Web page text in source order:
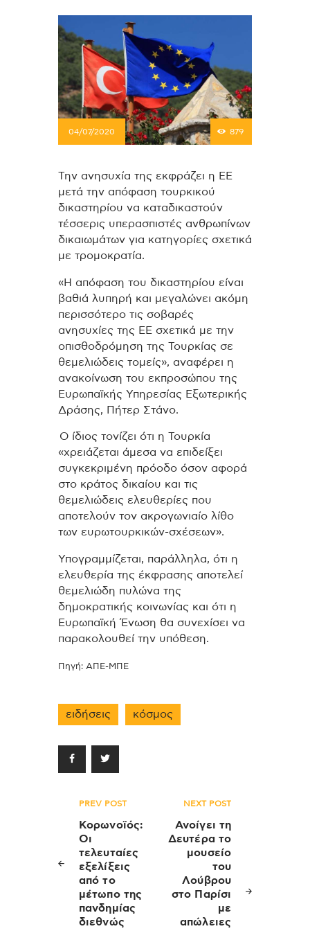
04/07/2020 879
Την ανησυχία της εκφράζει η ΕΕ
μετά την απόφαση τουρκικού
δικαστηρίου να καταδικαστούν
τέσσερις υπερασπιστές ανθρωπίνων
δικαιωμάτων για κατηγορίες σχετικά
με τρομοκρατία.
«Η απόφαση του δικαστηρίου είναι
βαθιά λυπηρή και μεγαλώνει ακόμη
περισσότερο τις σοβαρές
ανησυχίες της ΕΕ σχετικά με την
οπισθοδρόμηση της Τουρκίας σε
θεμελιώδεις τομείς», αναφέρει η
ανακοίνωση του εκπροσώπου της
Ευρωπαϊκής Υπηρεσίας Εξωτερικής
Δράσης, Πήτερ Στάνο.
Ο ίδιος τονίζει ότι η Τουρκία
«χρειάζεται άμεσα να επιδείξει
συγκεκριμένη πρόοδο όσον αφορά
στο κράτος δικαίου και τις
θεμελιώδεις ελευθερίες που
αποτελούν τον ακρογωνιαίο λίθο
των ευρωτουρκικών-σχέσεων».
Υπογραμμίζεται, παράλληλα, ότι η
ελευθερία της έκφρασης αποτελεί
θεμελιώδη πυλώνα της
δημοκρατικής κοινωνίας και ότι η
Ευρωπαϊκή Ένωση θα συνεχίσει να
παρακολουθεί την υπόθεση.
Πηγή: ΑΠΕ-ΜΠΕ
ειδήσεις κόσμος
Πλοήγηση
άρθρων
PREV POST
Κορωνοϊός:
Οι
τελευταίες
εξελίξεις
από το
μέτωπο της
πανδημίας
διεθνώς
NEXT POST
Ανοίγει τη
Δευτέρα το
μουσείο
του
Λούβρου
στο Παρίσι
με
απώλειες